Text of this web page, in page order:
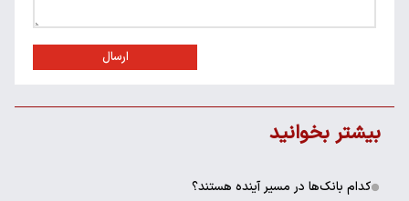
ارسال
بیشتر بخوانید
کدام بانک‌ها در مسیر آینده هستند؟